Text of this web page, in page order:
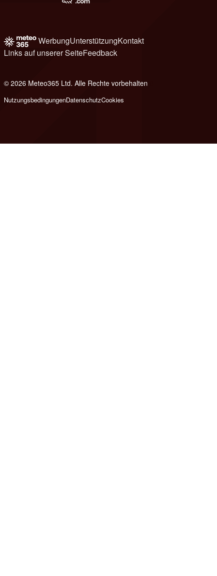
WerbungUnterstützungKontakt
Links auf unserer SeiteFeedback
© 2026 Meteo365 Ltd. Alle Rechte vorbehalten
NutzungsbedingungenDatenschutzCookies